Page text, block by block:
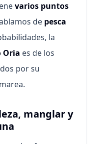
varios puntos
de pesca
la
Oria es de los
por su
manglar y